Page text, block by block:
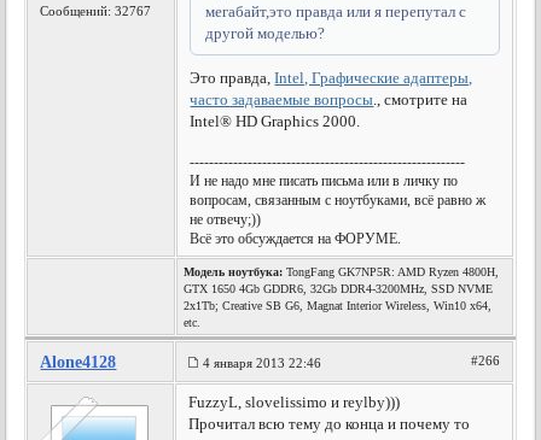
Сообщений: 32767
мегабайт,это правда или я перепутал с
другой моделью?
Это правда,Intel, Графические адаптеры,
часто задаваемые вопросы., смотрите на
Intel® HD Graphics 2000.
---------------------------------------------------------
И не надо мне писать письма или в личку по
вопросам, связанным с ноутбуками, всё равно ж
не отвечу;))
Всё это обсуждается на ФОРУМЕ.
Модель ноутбука: TongFang GK7NP5R: AMD Ryzen 4800H,
GTX 1650 4Gb GDDR6, 32Gb DDR4-3200MHz, SSD NVME
2x1Tb; Creative SB G6, Magnat Interior Wireless, Win10 x64,
etc.
Alone4128 4 января 2013 22:46 #266
FuzzyL, slovelissimo и reylby)))
Прочитал всю тему до конца и почему то